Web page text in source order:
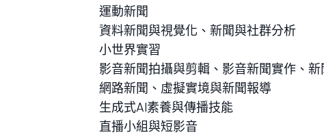
運動新聞
資料新聞與視覺化、新聞與社群分析
小世界實習
影音新聞拍攝與剪輯、影音新聞實作、
網路新聞、虛擬實境與新聞報導
生成式AI素養與傳播技能
直播小組與短影音